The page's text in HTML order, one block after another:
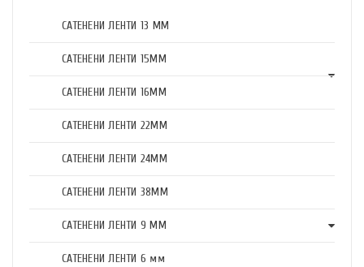
САТЕНЕНИ ЛЕНТИ 13 ММ
САТЕНЕНИ ЛЕНТИ 15ММ
САТЕНЕНИ ЛЕНТИ 16ММ
САТЕНЕНИ ЛЕНТИ 22ММ
САТЕНЕНИ ЛЕНТИ 24ММ
САТЕНЕНИ ЛЕНТИ 38ММ
САТЕНЕНИ ЛЕНТИ 9 ММ
САТЕНЕНИ ЛЕНТИ 6 мм